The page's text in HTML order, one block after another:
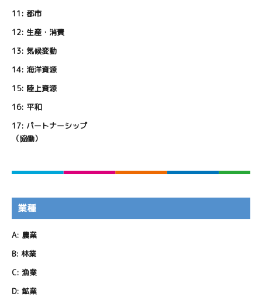
11: 都市
12: 生産・消費
13: 気候変動
14: 海洋資源
15: 陸上資源
16: 平和
17: パートナーシップ
（協働）
業種
A: 農業
B: 林業
C: 漁業
D: 鉱業